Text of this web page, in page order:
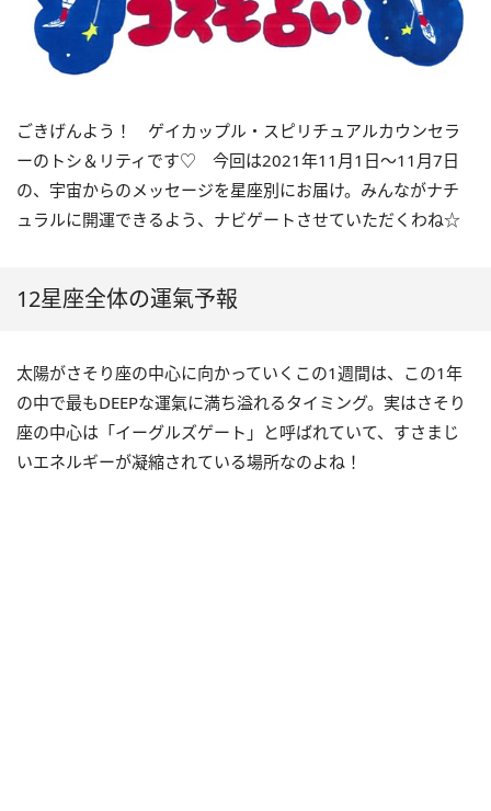
ごきげんよう！ ゲイカップル・スピリチュアルカウンセラ
ーのトシ＆リティです♡ 今回は2021年11 月1 日〜11 月7日
の、宇宙からのメッセージを星座別にお届け。みんながナチ
ュラルに開運できるよう、ナビゲートさせていただくわね☆
12星座全体の運氣予報
太陽がさそり座の中心に向かっていくこの1週間は、この1年
の中で最もDEEPな運氣に満ち溢れるタイミング。実はさそり
座の中心は「イーグルズゲート」と呼ばれていて、すさまじ
いエネルギーが凝縮されている場所なのよね！